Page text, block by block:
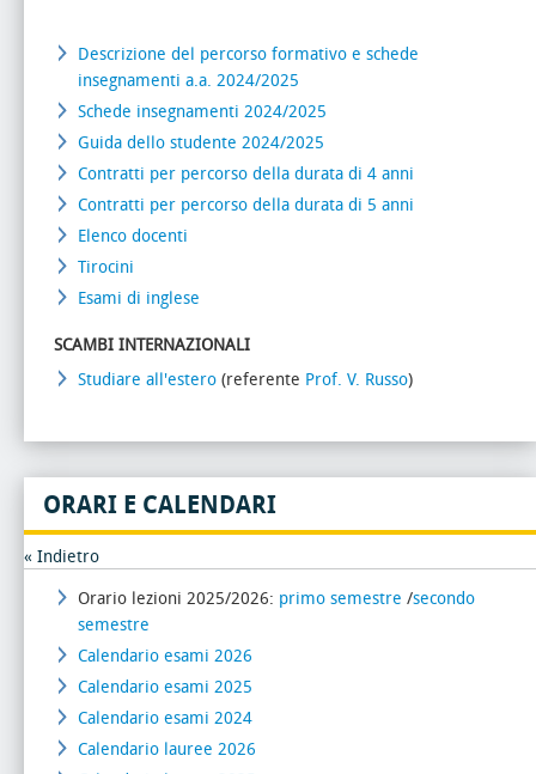
Descrizione del percorso formativo e schede
insegnamenti a.a. 2024/2025
Schede insegnamenti 2024/2025
Guida dello studente 2024/2025
Contratti per percorso della durata di 4 anni
Contratti per percorso della durata di 5 anni
Elenco docenti
Tirocini
Esami di inglese
SCAMBI INTERNAZIONALI
Studiare all'estero (referente Prof. V. Russo)
ORARI E CALENDARI
« Indietro
Orario lezioni 2025/2026: primo semestre /secondo
semestre
Calendario esami 2026
Calendario esami 2025
Calendario esami 2024
Calendario lauree 2026